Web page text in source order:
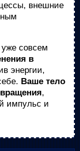
внешние
уже совсем
в
энергии,
Ваше тело
,
импульс и